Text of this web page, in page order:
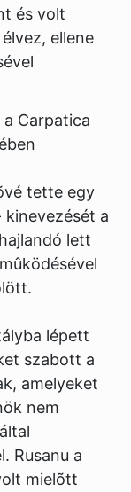
és volt
ellene
a Carpatica
tette egy
a
lett
lépett
szabott a
amelyeket
nem
Rusanu a
mielõtt